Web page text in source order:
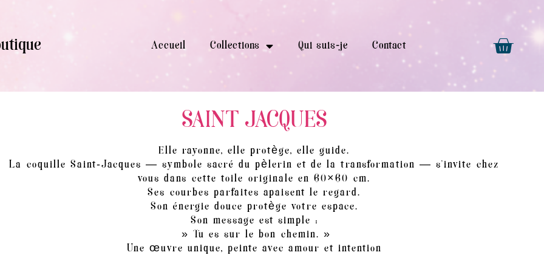
Accueil Collections Qui suis-je Contact
SAINT JACQUES
Elle rayonne, elle protège, elle guide.
La coquille Saint-Jacques — symbole sacré du pèlerin et de la transformation — s’invite chez
vous dans cette toile originale en 60×60 cm.
Ses courbes parfaites apaisent le regard.
Son énergie douce protège votre espace.
Son message est simple :
» Tu es sur le bon chemin. »
Une œuvre unique, peinte avec amour et intention